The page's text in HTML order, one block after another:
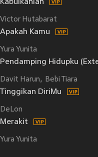
Kabulkanlah
Victor Hutabarat
Apakah Kamu
Yura Yunita
Pendamping Hidupku
Davit Harun Bebi Tiara
Tinggikan DiriMu
DeLon
Merakit
Yura Yunita